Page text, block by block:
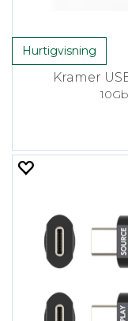
Hurtigvisning
Kramer